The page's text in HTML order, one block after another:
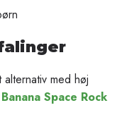
med høj
Banana Space Rock